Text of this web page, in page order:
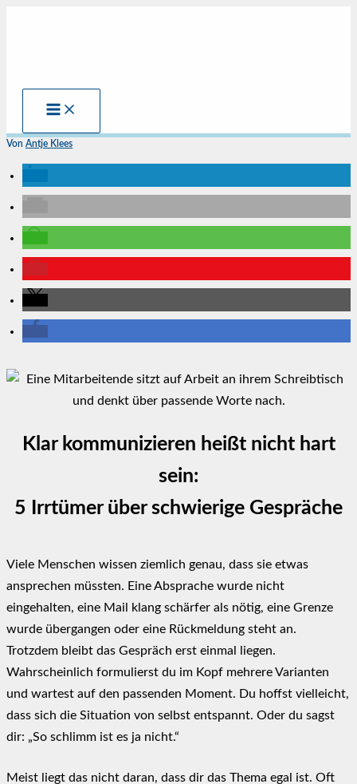
Von Antje Klees
Klar kommunizieren heißt nicht hart
sein:
5 Irrtümer über schwierige Gespräche
Viele Menschen wissen ziemlich genau, dass sie etwas
ansprechen müssten. Eine Absprache wurde nicht
eingehalten, eine Mail klang schärfer als nötig, eine Grenze
wurde übergangen oder eine Rückmeldung steht an.
Trotzdem bleibt das Gespräch erst einmal liegen.
Wahrscheinlich formulierst du im Kopf mehrere Varianten
und wartest auf den passenden Moment. Du hoffst vielleicht,
dass sich die Situation von selbst entspannt. Oder du sagst
dir: „So schlimm ist es ja nicht.“
Meist liegt das nicht daran, dass dir das Thema egal ist. Oft